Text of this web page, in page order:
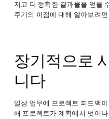
지고 더 정확한 결과물을 얻을
주기의 이점에 대해 알아보려
장기적으로
니다
일상 업무에 프로젝트 피드백
해 프로젝트가 계획에서 벗어